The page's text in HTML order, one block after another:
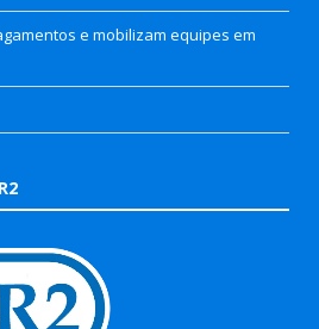
e mobilizam equipes em